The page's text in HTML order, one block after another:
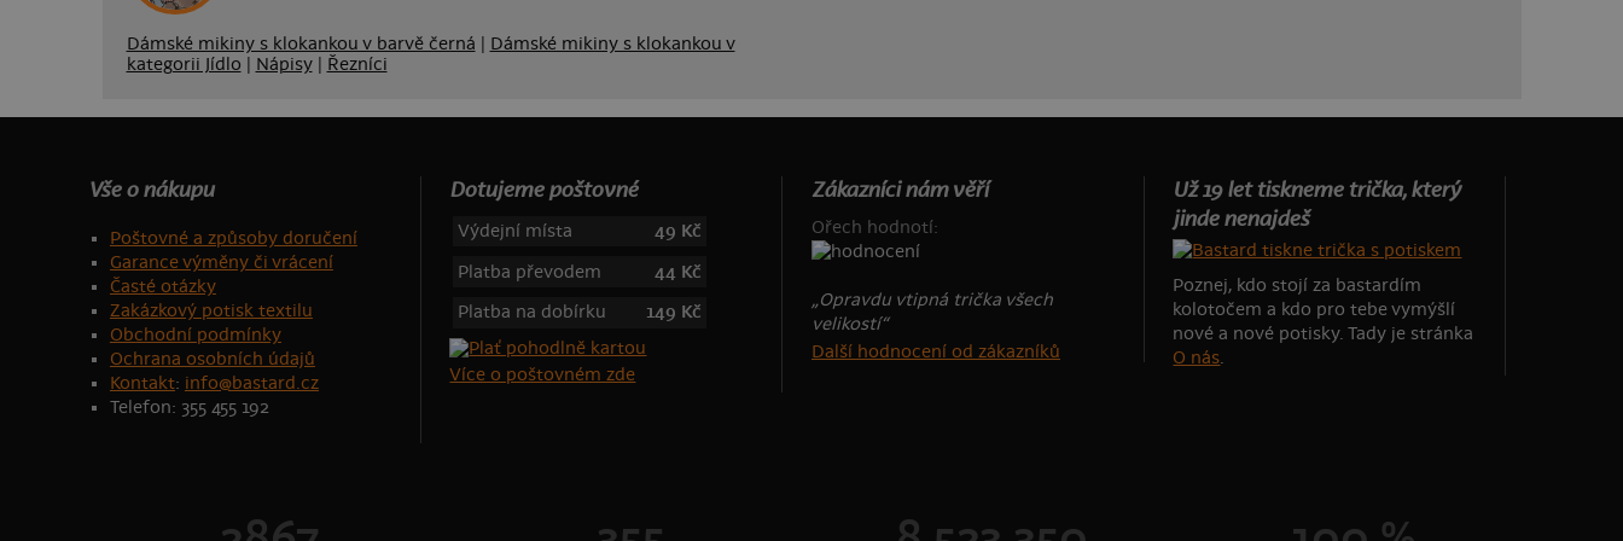
Dámské mikiny s klokankou v barvě černá
Dámské mikiny s klokankou v
kategorii Jídlo
Nápisy| Řezníci
Vše o nákupu
Poštovné a způsoby doručení
Garance výměny či vrácení
Časté otázky
Zakázkový potisk textilu
Obchodní podmínky
Ochrana osobních údajů
Kontakt: info@bastard.cz
Telefon: 355 455 192
Dotujeme poštovné
Výdejní místa
49 Kč
Platba převodem
44 Kč
Platba na dobírku
149 Kč
Více o poštovném zde
Zákazníci nám věří
Ořech hodnotí:
„Opravdu vtipná trička všech
velikostí“
Další hodnocení od zákazníků
Už 19 let tiskneme trička, který
jinde nenajdeš
Poznej, kdo stojí za bastardím
kolotočem a kdo pro tebe vymýšlí
nové a nové potisky. Tady je stránka
O nás.